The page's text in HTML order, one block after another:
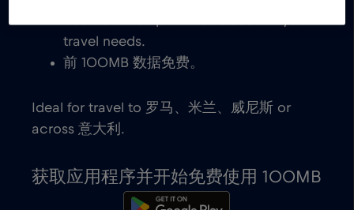
travel needs.
前 100MB 数据免费。
Ideal for travel to 罗马、米兰、威尼斯 or
across 意大利.
获取应用程序并开始免费使用 100MB